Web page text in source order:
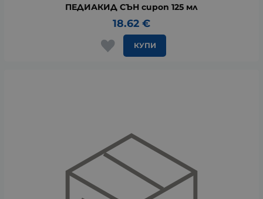
ПЕДИАКИД СЪН сироп 125 мл
18.62 €
КУПИ